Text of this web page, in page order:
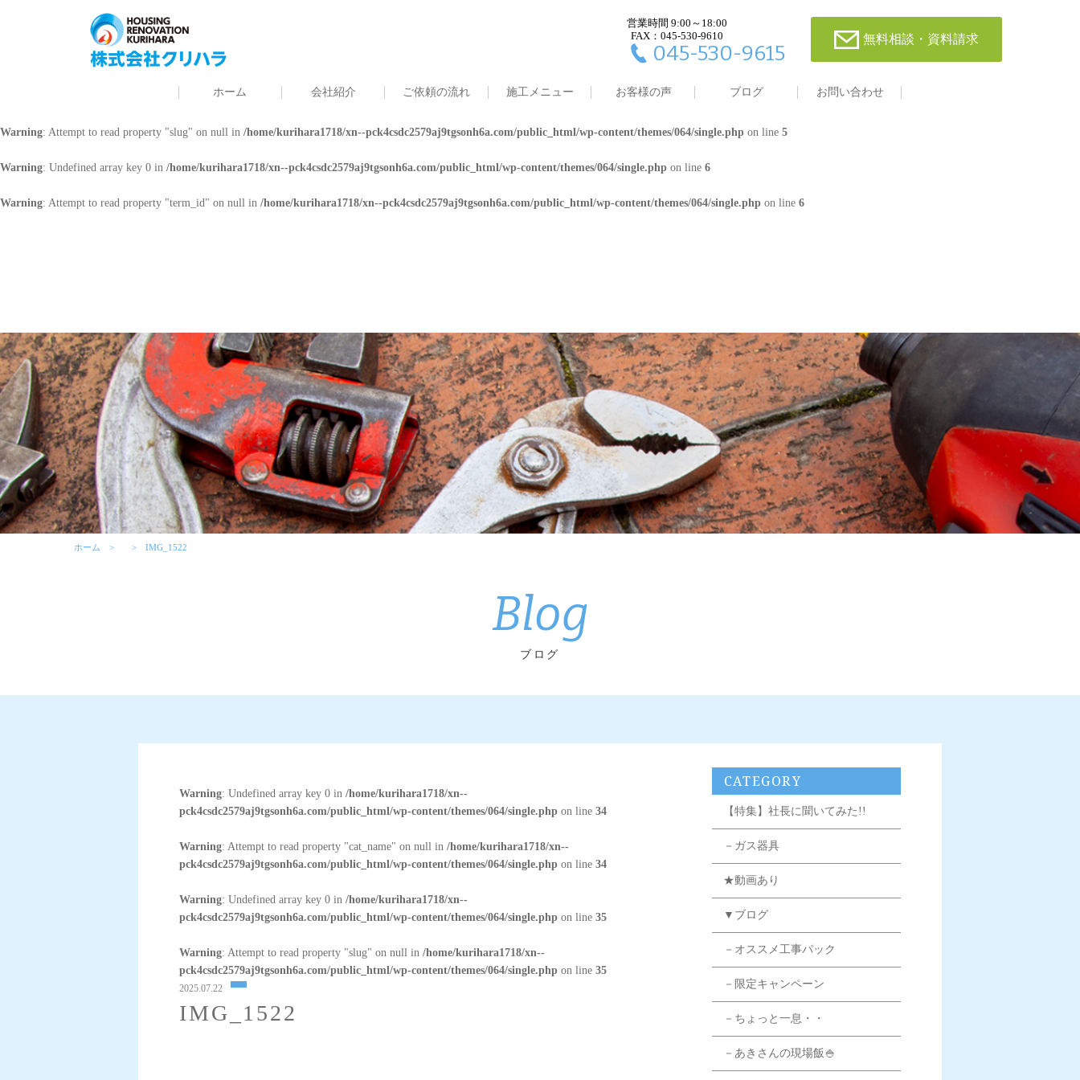
営業時間 9:00～18:00
FAX：045-530-9610
045-530-9615
無料相談・資料請求
ホーム 会社紹介 ご依頼の流れ 施工メニュー お客様の声 ブログ お問い合わせ
: Undefined array key 0 in/home/kurihara1718/xn--pck4csdc2579aj9tgsonh6a.com/public_html/wp-content/themes/064/single.phpon line4
: Attempt to read property "cat_name" on null in /home/kurihara1718/xn--pck4csdc2579aj9tgsonh6a.com/public_html/wp-content/themes/064/single.phpon line 4
/home/kurihara1718/xn--pck4csdc2579aj9tgsonh6a.com/public_html/wp-content/themes/064/single.phpon line
Warning: Attempt to read property "slug" on null in /home/kurihara1718/xn--pck4csdc2579aj9tgsonh6a.com/public_html/wp-content/themes/064/single.php on line 5
Warning: Undefined array key 0 in /home/kurihara1718/xn--pck4csdc2579aj9tgsonh6a.com/public_html/wp-content/themes/064/single.php on line 6
Warning: Attempt to read property "term_id" on null in /home/kurihara1718/xn--pck4csdc2579aj9tgsonh6a.com/public_html/wp-content/themes/064/single.php on line 6
ホーム IMG_1522
Blog
ブログ
Warning: Undefined array key 0 in/home/kurihara1718/xn--
pck4csdc2579aj9tgsonh6a.com/public_html/wp-content/themes/064/single.php on line34
Warning: Attempt to read property "cat_name" on null in/home/kurihara1718/xn--
pck4csdc2579aj9tgsonh6a.com/public_html/wp-content/themes/064/single.php on line34
Warning: Undefined array key 0 in/home/kurihara1718/xn--
pck4csdc2579aj9tgsonh6a.com/public_html/wp-content/themes/064/single.php on line35
Warning: Attempt to read property "slug" on null in/home/kurihara1718/xn--
pck4csdc2579aj9tgsonh6a.com/public_html/wp-content/themes/064/single.php on line35
2025.07.22
IMG_1522
CATEGORY
【特集】社長に聞いてみた!!
－ガス器具
★動画あり
▼ブログ
－オススメ工事パック
－限定キャンペーン
－ちょっと一息・・
－あきさんの現場飯🍚